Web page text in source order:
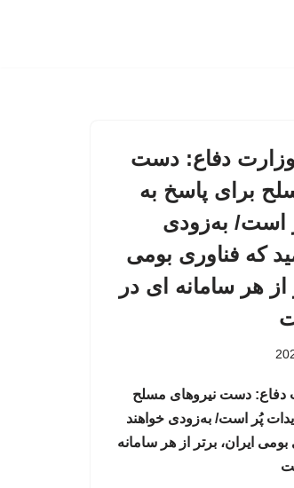
دفاع: دست
برای پاسخ به
است/ به‌زودی
که فناوری بومی
از هر سامانه ای در
دست نیروهای مسلح
پُر است/ به‌زودی خواهند
ایران، برتر از هر سامانه